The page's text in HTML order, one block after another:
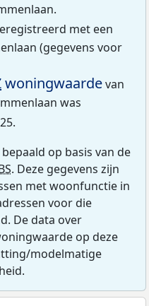
met een
(gegevens voor
woningwaardevan
was
op basis van de
. Deze gegevens zijn
met woonfunctie in
voor die
De data over
op deze
modelmatige